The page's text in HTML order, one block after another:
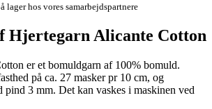
lager hos vores samarbejdspartnere
Hjertegarn Alicante Cotton
er et bomuldgarn af 100% bomuld.
på ca. 27 masker pr 10 cm, og
pind 3 mm. Det kan vaskes i maskinen ved